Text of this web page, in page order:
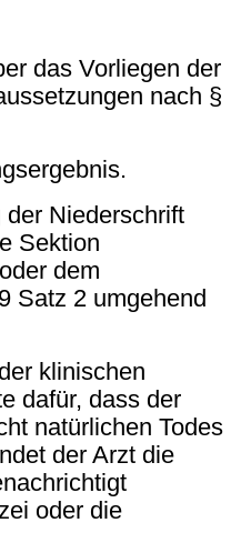
das Vorliegen der
nach §
Niederschrift
Sektion
dem
Satz 2 umgehend
klinischen
dafür, dass der
natürlichen Todes
der Arzt die
oder die